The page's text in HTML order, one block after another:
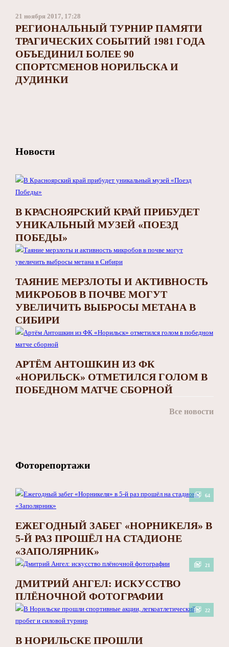
21 ноября 2017, 17:28
РЕГИОНАЛЬНЫЙ ТУРНИР ПАМЯТИ
ТРАГИЧЕСКИХ СОБЫТИЙ 1981 ГОДА
ОБЪЕДИНИЛ БОЛЕЕ 90
СПОРТСМЕНОВ НОРИЛЬСКА И
ДУДИНКИ
Новости
В КРАСНОЯРСКИЙ КРАЙ ПРИБУДЕТ
УНИКАЛЬНЫЙ МУЗЕЙ «ПОЕЗД
ПОБЕДЫ»
ТАЯНИЕ МЕРЗЛОТЫ И АКТИВНОСТЬ
МИКРОБОВ В ПОЧВЕ МОГУТ
УВЕЛИЧИТЬ ВЫБРОСЫ МЕТАНА В
СИБИРИ
АРТЁМ АНТОШКИН ИЗ ФК
«НОРИЛЬСК» ОТМЕТИЛСЯ ГОЛОМ В
ПОБЕДНОМ МАТЧЕ СБОРНОЙ
Все новости
Фоторепортажи
64
ЕЖЕГОДНЫЙ ЗАБЕГ «НОРНИКЕЛЯ» В
5-Й РАЗ ПРОШЁЛ НА СТАДИОНЕ
«ЗАПОЛЯРНИК»
21
ДМИТРИЙ АНГЕЛ: ИСКУССТВО
ПЛЁНОЧНОЙ ФОТОГРАФИИ
22
В НОРИЛЬСКЕ ПРОШЛИ